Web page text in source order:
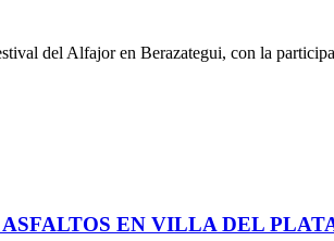
del Alfajor en Berazategui, con la
EN VILLA DEL